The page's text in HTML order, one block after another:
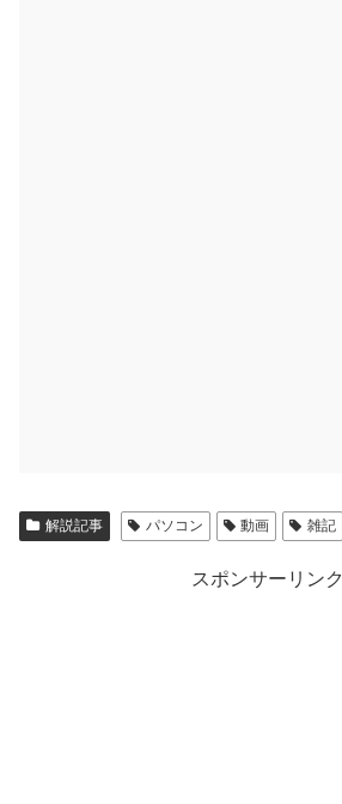
解説記事 パソコン 動画 雑記
スポンサーリンク